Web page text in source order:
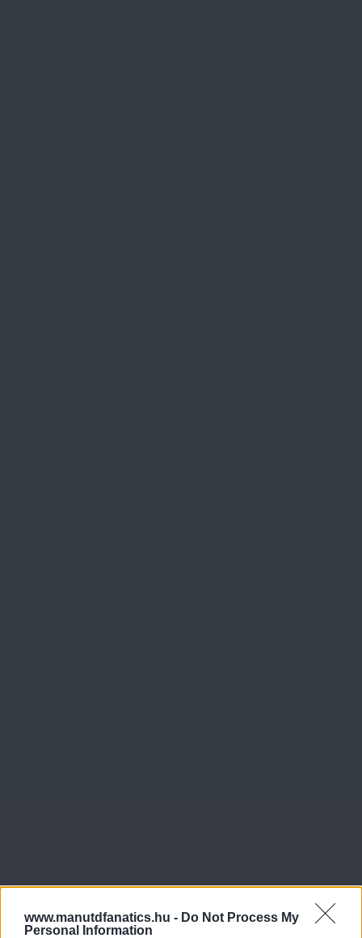
www.manutdfanatics.hu - Do Not Process My
Personal Information